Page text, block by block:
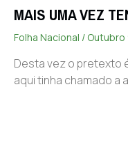
MAIS UMA VEZ
Folha Nacional Outubro
Desta vez o pretexto
aqui tinha chamado a